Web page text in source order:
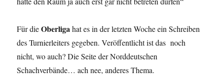
Für dieOberligahat es in der letzten Woche ein Schreiben
des Turnierleiters gegeben. Veröffentlicht ist das noch
nicht, wo auch? Die Seite der Norddeutschen
Schachverbände… ach nee, anderes Thema.